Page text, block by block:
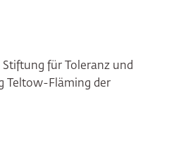
Stiftung für Toleranz und
Teltow-Fläming der